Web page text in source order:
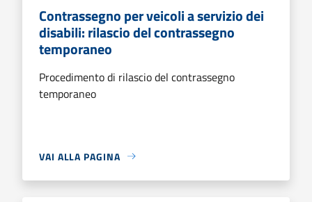
Contrassegno per veicoli a servizio dei
disabili: rilascio del contrassegno
temporaneo
Procedimento di rilascio del contrassegno
temporaneo
VAI ALLA PAGINA